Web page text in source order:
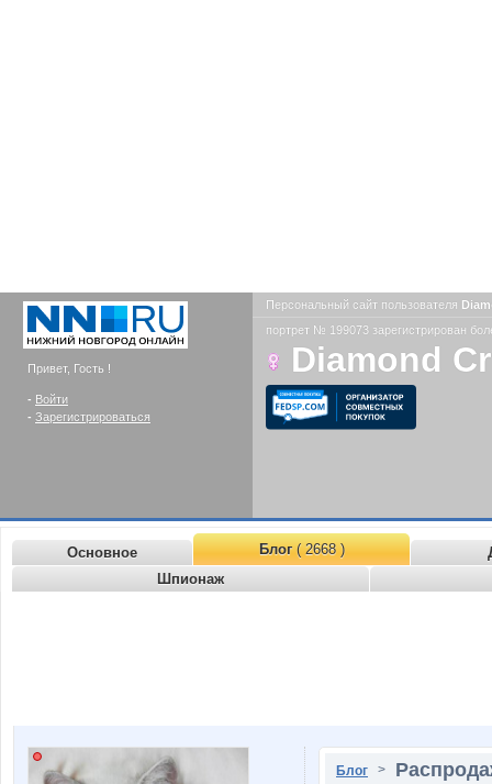
Привет, Гость !
- Войти
- Зарегистрироваться
Персональный сайт пользователя
портрет № 199073 зарегистрирован
Diamond
Основное Блог( 2668 )
Шпионаж
Блог >